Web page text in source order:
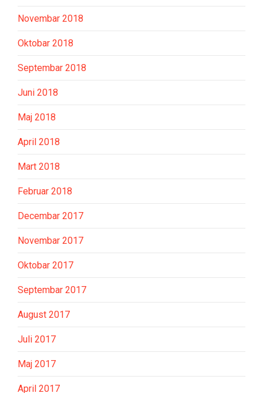
Novembar 2018
Oktobar 2018
Septembar 2018
Juni 2018
Maj 2018
April 2018
Mart 2018
Februar 2018
Decembar 2017
Novembar 2017
Oktobar 2017
Septembar 2017
August 2017
Juli 2017
Maj 2017
April 2017